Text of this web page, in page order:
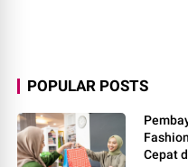
POPULAR POSTS
Cepat